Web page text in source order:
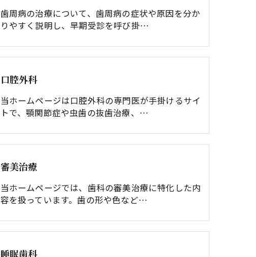
歯周病の治療について、歯周病の症状や原因を分か
りやすく説明し、早期受診を呼び掛…
口腔外科
当ホームページは口腔外科の専門医が手掛けるサイ
トで、顎関節症や虫歯の抜歯治療、…
審美治療
当ホームページでは、歯科の審美治療に特化した内
容を扱っています。歯の形や色など…